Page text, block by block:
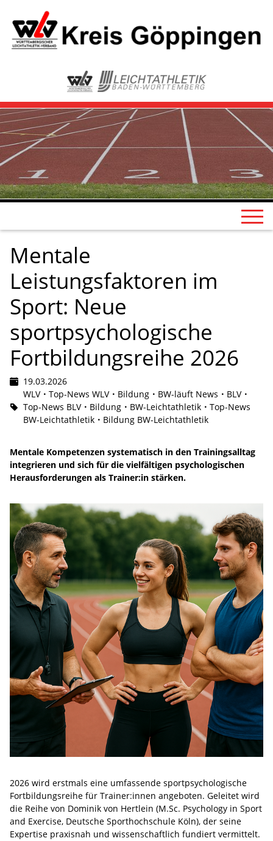
Mentale
Leistungsfaktoren im
Sport: Neue
sportpsychologische
Fortbildungsreihe 2026
19.03.2026
WLV
Top-News WLV Bildung BW-läuft News
BLV
Top-News BLV
Bildung BW-Leichtathletik
Top-News
BW-Leichtathletik
Bildung BW-Leichtathletik
Mentale Kompetenzen systematisch in den Trainingsalltag
integrieren und sich für die vielfältigen psychologischen
Herausforderungen als Trainer:in stärken.
2026 wird erstmals eine umfassende sportpsychologische
Fortbildungsreihe für Trainer:innen angeboten. Geleitet wird
die Reihe von Dominik von Hertlein (M.Sc. Psychology in Sport
and Exercise, Deutsche Sporthochschule Köln), der seine
Expertise praxisnah und wissenschaftlich fundiert vermittelt.